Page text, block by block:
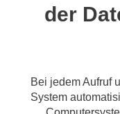
der
Bei jedem Aufruf
System